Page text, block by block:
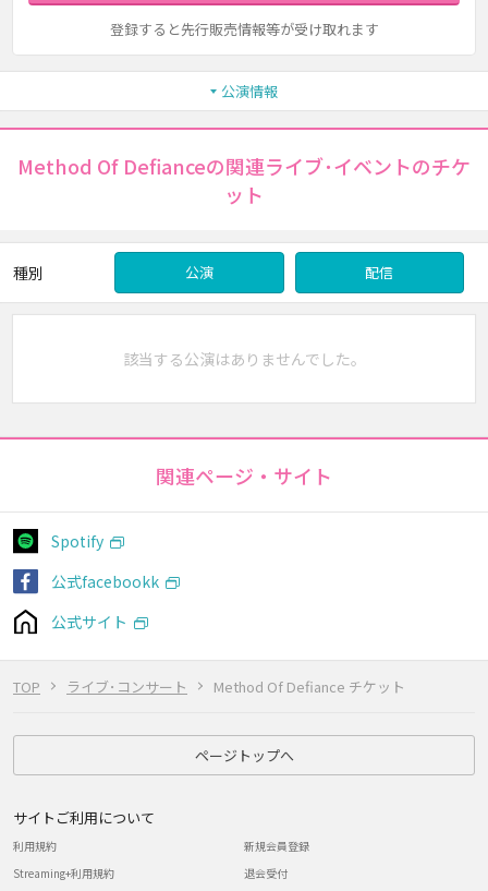
TOP ライブ･コンサート Method Of Defiance チケット
登録すると先行販売情報等が受け取れます
公演情報
Method Of Defianceの関連ライブ･イベントのチケ
ット
種別 公演 配信
該当する公演はありませんでした。
関連ページ・サイト
Spotify
公式facebookk
公式サイト
ページトップへ
サイトご利用について
利用規約
Streaming+利用規約
新規会員登録
退会受付